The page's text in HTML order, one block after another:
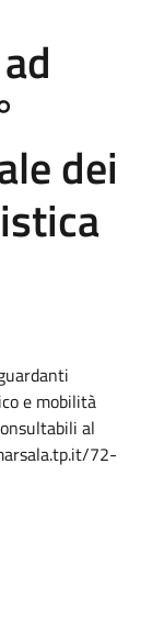
dei
e mobilità
al
72-